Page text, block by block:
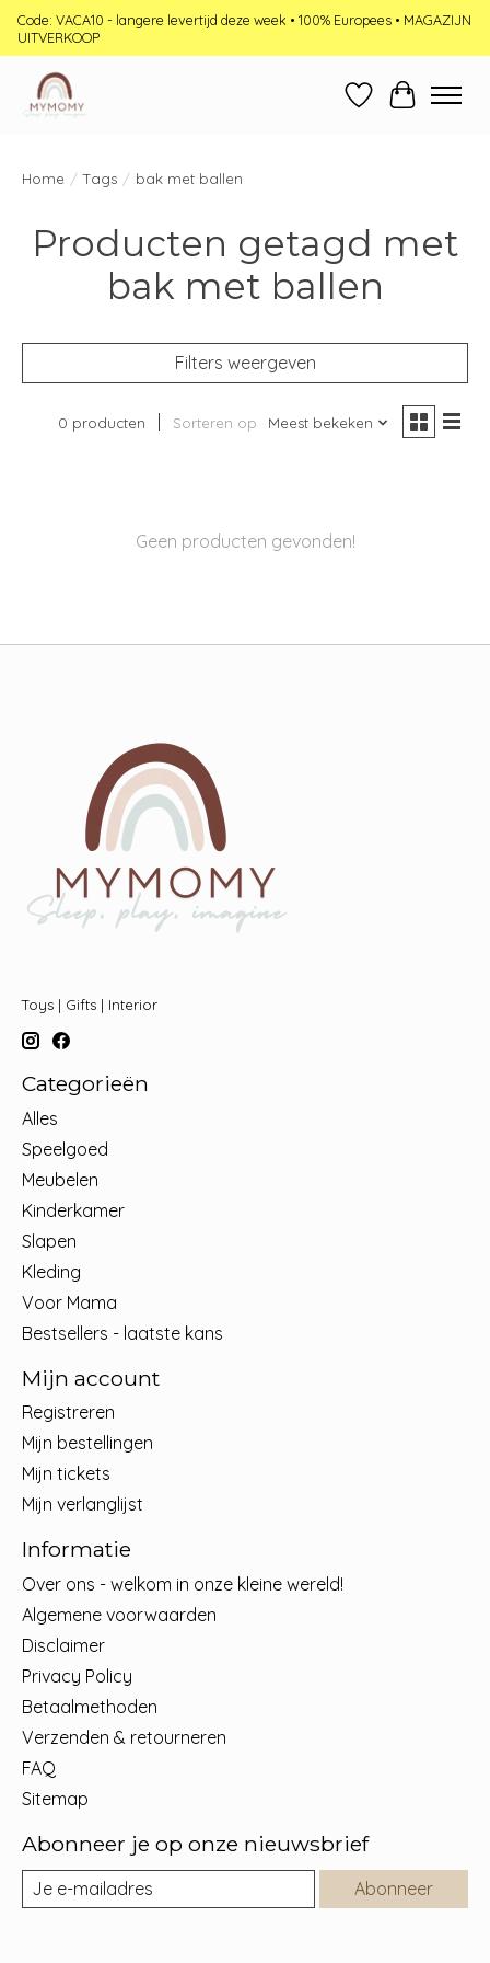
Code: VACA10 - langere levertijd deze week • 100% Europees • MAGAZIJN
UITVERKOOP
Verlanglijst
Home / Tags / bak met ballen
Producten getagd met
bak met ballen
Filters weergeven
0 producten Sorteren op Meest bekeken
Geen producten gevonden!
Toys | Gifts | Interior
Categorieën
Alles
Speelgoed
Meubelen
Kinderkamer
Slapen
Kleding
Voor Mama
Bestsellers - laatste kans
Mijn account
Registreren
Mijn bestellingen
Mijn tickets
Mijn verlanglijst
Informatie
Over ons - welkom in onze kleine wereld!
Algemene voorwaarden
Disclaimer
Privacy Policy
Betaalmethoden
Verzenden & retourneren
FAQ
Sitemap
Abonneer je op onze nieuwsbrief
Abonneer